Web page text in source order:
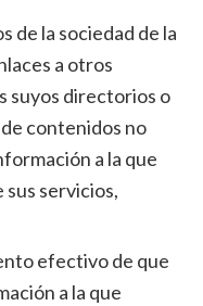
de la sociedad de la
a otros
suyos directorios o
contenidos no
a la que
sus servicios,
efectivo de que
a la que